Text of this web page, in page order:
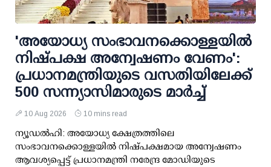
'അയോധ്യ സംഭാവനക്കൊള്ളയില്‍
നിഷ്പക്ഷ അന്വേഷണം വേണം':
പ്രധാനമന്ത്രിയുടെ വസതിയിലേക്ക്
500 സന്ന്യാസിമാരുടെ മാര്‍ച്ച്
10 Aug 2026 10 mins read
ന്യൂഡല്‍ഹി: അയോധ്യ ക്ഷേത്രത്തിലെ
സംഭാവനക്കൊള്ളയില്‍ നിഷ്പക്ഷമായ അന്വേഷണം
ആവശ്യപ്പെട്ട് പ്രധാനമന്ത്രി നരേന്ദ്ര മോഡിയുടെ